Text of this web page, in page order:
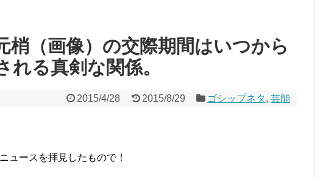
梢（画像）の交際期間はいつから
る真剣な関係。
2015/4/28 2015/8/29 ゴシップネタ, 芸能
ュースを拝見したもので！